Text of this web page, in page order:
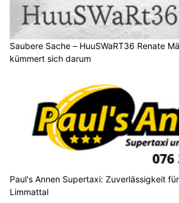
Saubere Sache – HuuSWaRT36 Renate
kümmert sich darum
Paul's Annen Supertaxi: Zuverlässigkeit
Limmattal